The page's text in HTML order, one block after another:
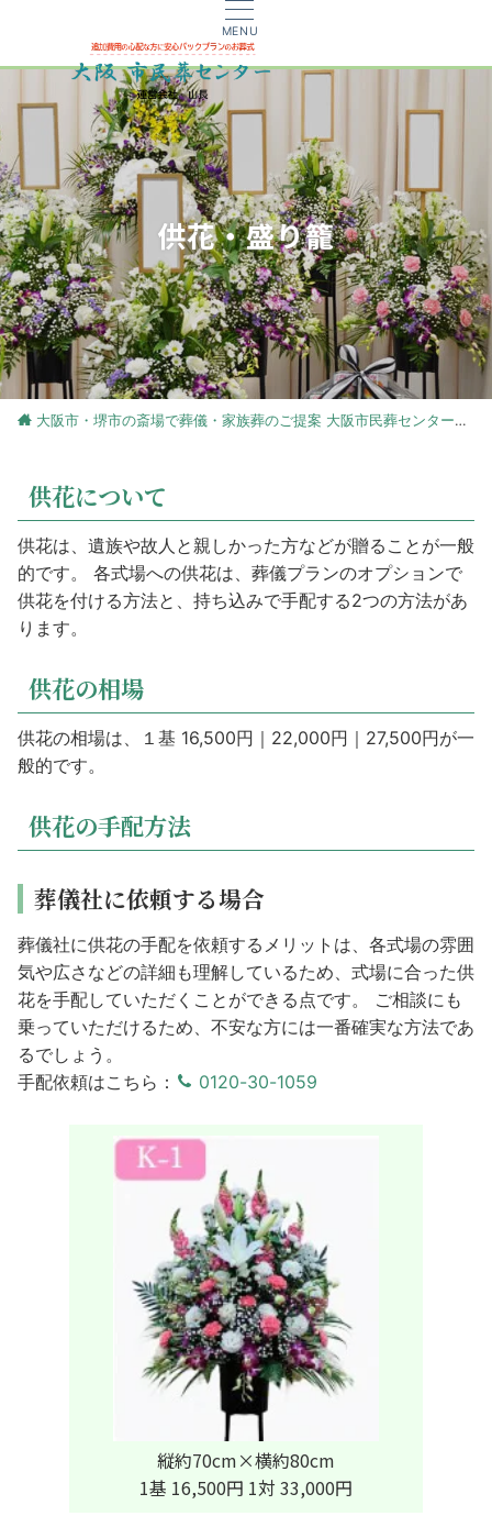
MENU
供花・盛り籠
大阪市・堺市の斎場で葬儀・家族葬のご提案 大阪市民葬センター
供花について
供花は、遺族や故人と親しかった方などが贈ることが一般
的です。 各式場への供花は、葬儀プランのオプションで
供花を付ける方法と、持ち込みで手配する2つの方法があ
ります。
供花の相場
供花の相場は、１基 16,500円｜22,000円｜27,500円が一
般的です。
供花の手配方法
葬儀社に依頼する場合
葬儀社に供花の手配を依頼するメリットは、各式場の雰囲
気や広さなどの詳細も理解しているため、式場に合った供
花を手配していただくことができる点です。 ご相談にも
乗っていただけるため、不安な方には一番確実な方法であ
るでしょう。
手配依頼はこちら：
0120-30-1059
縦約70cm×横約80cm
1基 16,500円 1対 33,000円